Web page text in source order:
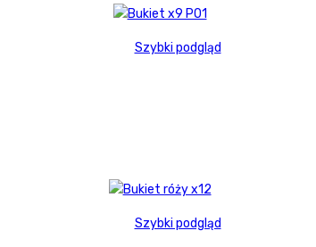
Szybki podgląd
Szybki podgląd